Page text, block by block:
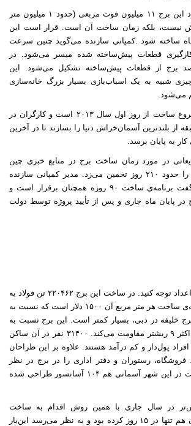
مسأله‌ی جالب در مورد این برج ۱۱ میلیون فوت مربعی (حدود ۱ میلیون متر
نیست، بلکه زمان ساخت آن است. قرار است این
.کمپانی سازنده می‌گوید چنین سرعت
قطعات پیش‌ساخته شده میسر می‌شود. در
حدود ۹۵ درصد برج از قطعات پیش‌ساخته تشکیل می‌شود. این
شبیه به یک اسباب‌بازی بسیار بزرگ خانه‌سازی
می‌شود.
طبق برنامه‌ریزی‌ها، شروع ساخت از روز اول سال ۲۰۱۳ است و کارگران در
می‌بایست ۵ طبقه از بلندترین آسمان‌خراش دنیا را بسازند تا در آخرین
به پایان برسد.
در مورد زمان ساخت برج در منابع خبری چین
مطرح شده بود و آن را حدود ۲۱۰ روز تخمین می‌زد. مدیر کمپانی سازنده
شایعات را رد کرد و گفت برنامه‌ی ساخت ۹۰ روزه همچنان برقرار است و
در پایان ماه جاری و پس از تأیید پروژه توسط دولت
اما به سایر رکوردها و اعداد توجه کنید. در ساخت این برج ۲۲۰۴۶۲ تن فولاد به
کار خواهد رفت و هزینه‌ی ساخت هر متر مربع آن ۱۵۰۰ دلار است که نسبت به
دلاری برج خلیفه در دبی، بسیار کمتر است. این برج نسبت به
زلزله‌هایی با قدرت حداکثر ۹ ریشتر مقاومت می‌کند. ۳۱۴۰۰ نفر در آن ساکن
پول‌دار و کم درآمد هستند. علاوه بر این طراحان
رستوران و دفتر اداری را در برج در نظر
گرفته‌اند. برای مسافرت در این شهر آسمانی هم ۱۰۴ آسانسور طراحی شده
در سال جاری با همین روش اقدام به ساخت
ساختمانی ۳۰ طبقه آن هم تنها در ۱۵ روز کرده بود و به نظر می‌رسد این‌بار